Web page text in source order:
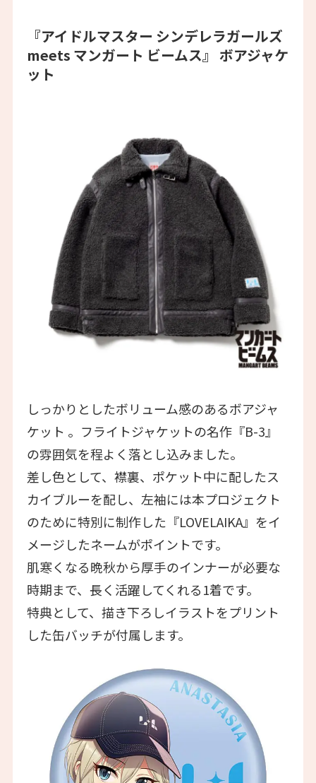
『アイドルマスター シンデレラガールズ
meets マンガート ビームス』 ボアジャケ
ット
しっかりとしたボリューム感のあるボアジャ
ケット 。フライトジャケットの名作『B-3』
の雰囲気を程よく落とし込みました。
差し色として、襟裏、ポケット中に配したス
カイブルーを配し、左袖には本プロジェクト
のために特別に制作した『LOVELAIKA』をイ
メージしたネームがポイントです。
肌寒くなる晩秋から厚手のインナーが必要な
時期まで、長く活躍してくれる1着です。
特典として、描き下ろしイラストをプリント
した缶バッチが付属します。